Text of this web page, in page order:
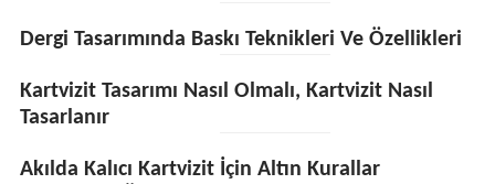
Dergi Tasarımında Baskı Teknikleri Ve Özellikleri
Kartvizit Tasarımı Nasıl Olmalı, Kartvizit Nasıl
Tasarlanır
Akılda Kalıcı Kartvizit İçin Altın Kurallar